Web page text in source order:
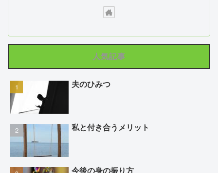
人気記事
夫のひみつ
私と付き合うメリット
今後の身の振り方